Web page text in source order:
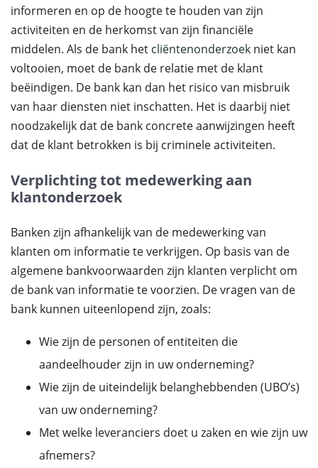
informeren en op de hoogte te houden van zijn
activiteiten en de herkomst van zijn financiële
middelen. Als de bank het cliëntenonderzoek niet kan
voltooien, moet de bank de relatie met de klant
beëindigen. De bank kan dan het risico van misbruik
van haar diensten niet inschatten. Het is daarbij niet
noodzakelijk dat de bank concrete aanwijzingen heeft
dat de klant betrokken is bij criminele activiteiten.
Verplichting tot medewerking aan
klantonderzoek
Banken zijn afhankelijk van de medewerking van
klanten om informatie te verkrijgen. Op basis van de
algemene bankvoorwaarden zijn klanten verplicht om
de bank van informatie te voorzien. De vragen van de
bank kunnen uiteenlopend zijn, zoals:
Wie zijn de personen of entiteiten die
aandeelhouder zijn in uw onderneming?
Wie zijn de uiteindelijk belanghebbenden (UBO’s)
van uw onderneming?
Met welke leveranciers doet u zaken en wie zijn uw
afnemers?